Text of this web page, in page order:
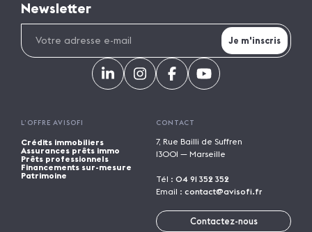
Newsletter
L’OFFRE AVISOFI
Crédits immobiliers
Assurances prêts immo
Prêts professionnels
Financements sur-mesure
Patrimoine
CONTACT
7, Rue Bailli de Suffren
13001 — Marseille
Tél : 04 91 352 352
Email : contact@avisofi.fr
Contactez-nous